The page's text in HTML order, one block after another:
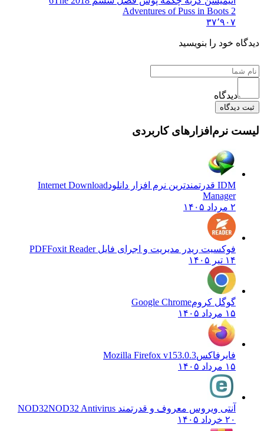
Adventures of Puss in Boots 2
۳۷٬۹۰۷
خود را بنویسید
دیدگاه
دیدگاه
نرم‌افزارهای کاربردی
IDM قدرتمندترین نرم افزار دانلود
Internet Download
Manager
فوکسیت ریدر مدیریت و اجرای فایل PDFFoxit Reader
گوگل کرومGoogle Chrome
فایرفاکسMozilla Firefox v153.0.3
آنتی ویروس معروف و قدرتمند NOD32 NOD32 Antivirus